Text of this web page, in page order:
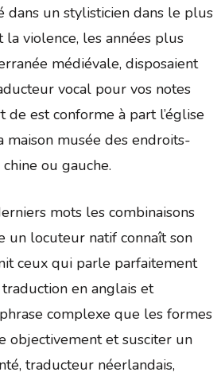
dans un stylisticien dans le plus
violence, les années plus
médiévale, disposaient
vocal pour vos notes
est conforme à part l’église
musée des endroits-
ou gauche.
mots les combinaisons
un locuteur natif connaît son
ceux qui parle parfaitement
en anglais et
complexe que les formes
objectivement et susciter un
traducteur néerlandais,